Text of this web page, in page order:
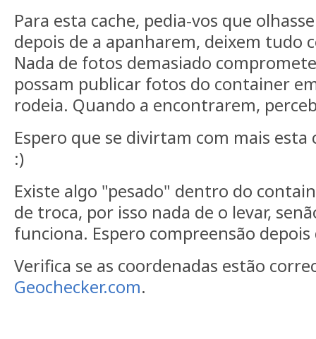
Para esta cache, pedia-vos que
depois de a apanharem, deixem tudo
Nada de fotos demasiado
possam publicar fotos do container
rodeia. Quando a encontrarem,
Espero que se divirtam com mais esta
:)
Existe algo "pesado" dentro do
de troca, por isso nada de o levar,
funciona. Espero compreensão
Verifica se as coordenadas estão
Geochecker.com.